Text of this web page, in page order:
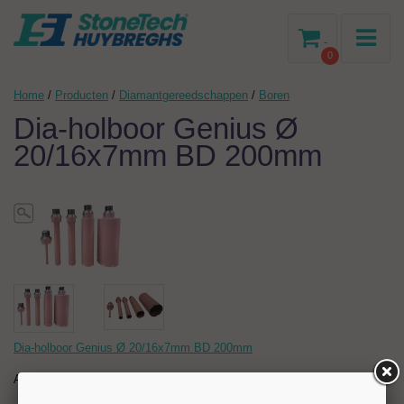
0
-
Home / Producten / Diamantgereedschappen / Boren
Dia-holboor Genius Ø
20/16x7mm BD 200mm
Dia-holboor Genius Ø 20/16x7mm BD 200mm
Artikelnr: